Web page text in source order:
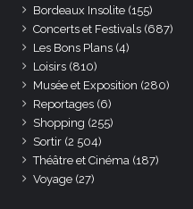
Bordeaux Insolite (155)
Concerts et Festivals (687)
Les Bons Plans (4)
Loisirs (810)
Musée et Exposition (280)
Reportages (6)
Shopping (255)
Sortir (2 504)
Théâtre et Cinéma (187)
Voyage (27)